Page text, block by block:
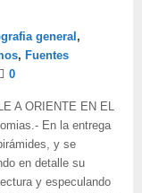
general ,
, Fuentes
0
A ORIENTE EN EL
En la entrega
y se
en detalle su
y especulando